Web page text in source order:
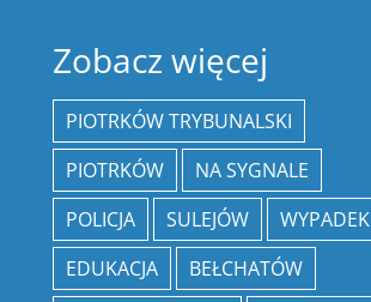
Zobacz więcej
PIOTRKÓW TRYBUNALSKI
PIOTRKÓW
NA SYGNALE
POLICJA
SULEJÓW
WYPADEK
EDUKACJA
BEŁCHATÓW